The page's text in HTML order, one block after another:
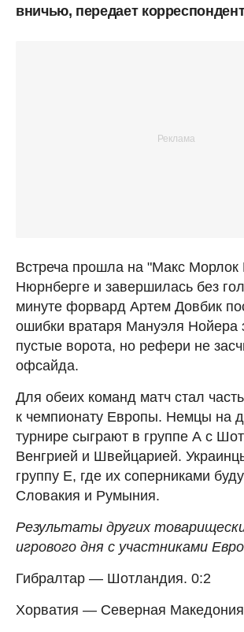
вничью, передает
Встреча прошла на "Макс
Нюрнберге и завершилась без
минуте форвард Артем Довбик
ошибки вратаря Мануэля Нойера
пустые ворота, но рефери не
офсайда.
Для обеих команд матч стал
к чемпионату Европы. Немцы на
турнире сыграют в группе А с
Венгрией и Швейцарией.
группу E, где их соперниками
Словакия и Румыния.
Результаты других
игрового дня с участниками
Гибралтар — Шотландия. 0:2
Хорватия — Северная